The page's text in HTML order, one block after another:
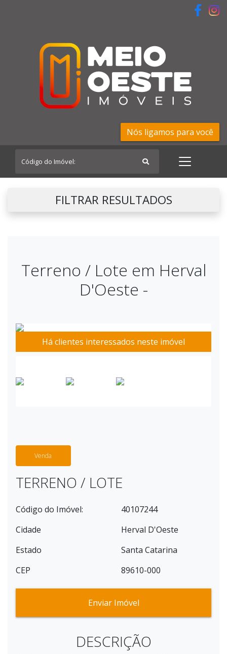
Nós ligamos para você
FILTRAR RESULTADOS
Terreno / Lote em Herval
D'Oeste -
Há clientes interessados neste imóvel
Venda
TERRENO / LOTE
Código do Imóvel:
40107244
Cidade
Herval D'Oeste
Estado
Santa Catarina
CEP
89610-000
Enviar Imóvel
DESCRIÇÃO